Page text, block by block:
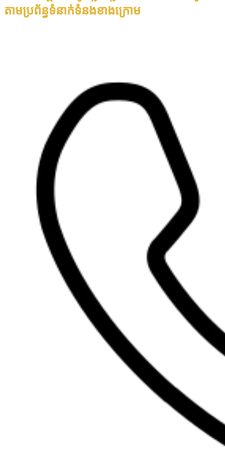
តាមប្រព័ន្ធទំនាក់ទំនងខាងក្រោម